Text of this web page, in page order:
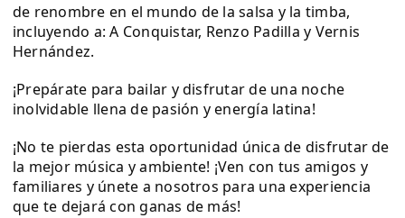
de renombre en el mundo de la salsa y la timba,
incluyendo a: A Conquistar, Renzo Padilla y Vernis
Hernández.
¡Prepárate para bailar y disfrutar de una noche
inolvidable llena de pasión y energía latina!
¡No te pierdas esta oportunidad única de disfrutar de
la mejor música y ambiente! ¡Ven con tus amigos y
familiares y únete a nosotros para una experiencia
que te dejará con ganas de más!